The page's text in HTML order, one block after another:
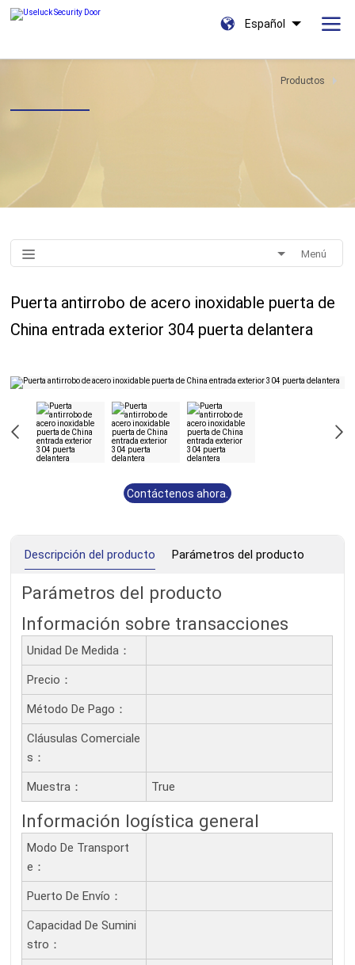
Español
Productos
Menú
Puerta antirrobo de acero inoxidable puerta de
China entrada exterior 304 puerta delantera
Contáctenos ahora.
Descripción del producto Parámetros del producto
Parámetros del producto
Información sobre transacciones
Unidad De Medida：
Precio：
Método De Pago：
Cláusulas Comerciale
S：
Muestra： True
Información logística general
Modo De Transport
E：
Puerto De Envío：
Capacidad De Sumini
Stro：